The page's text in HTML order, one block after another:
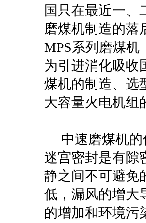
国只在最近一
磨煤机制造的落
MPS系列磨煤
为引进消化吸收
煤机的制造、选
大容量火电机组
中速磨煤机的
迷宫密封是有隙
静之间不可避免
低，漏风的增大
的增加和环境污